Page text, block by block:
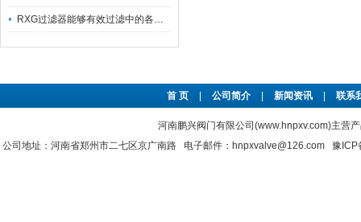
RXG过滤器能够有效过滤中的各种杂质
首 页 公司简介 新闻资讯 联系
河南鹏兴阀门有限公司(www.hnpxv.com)主营
公司地址：河南省郑州市二七区京广南路 电子邮件：hnpxvalve@126.com 豫ICP